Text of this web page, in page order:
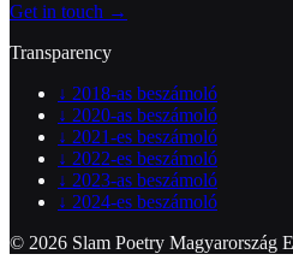
Get in touch →
Transparency
↓ 2018-as beszámoló
↓ 2020-as beszámoló
↓ 2021-es beszámoló
↓ 2022-es beszámoló
↓ 2023-as beszámoló
↓ 2024-es beszámoló
© 2026 Slam Poetry Magyarország